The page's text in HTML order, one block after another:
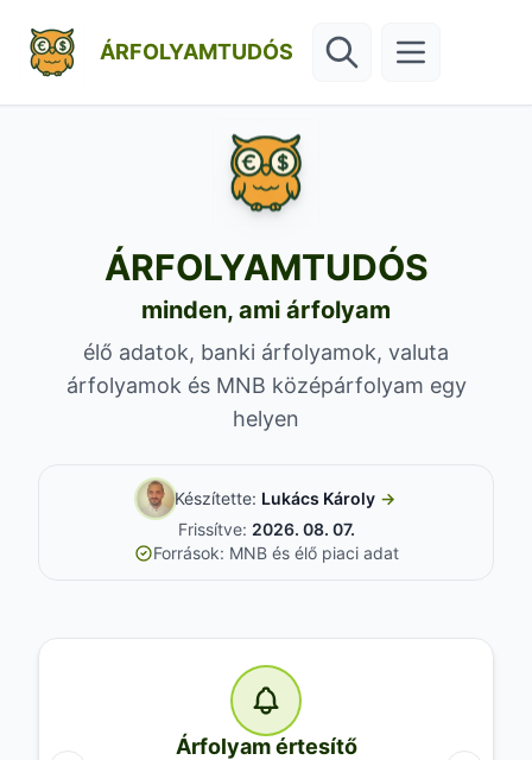
ÁRFOLYAMTUDÓS
ÁRFOLYAMTUDÓS
minden, ami árfolyam
élő adatok, banki árfolyamok, valuta
árfolyamok és MNB középárfolyam egy
helyen
Készítette: Lukács Károly →
Frissítve: 2026. 08. 07.
Források: MNB és élő piaci adat
Árfolyam értesítő